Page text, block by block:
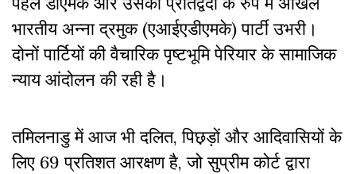
भारतीय अन्ना द्रमुक (एआईएडीएमके) पार्टी उभरी।
दोनों पार्टियों की वैचारिक पृष्टभूमि पेरियार के सामाजिक
न्याय आंदोलन की रही है।
तमिलनाडु में आज भी दलित, पिछ़ड़ों और आदिवासियों के
लिए 69 प्रतिशत आरक्षण है, जो सुप्रीम कोर्ट द्वारा